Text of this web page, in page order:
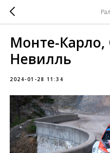
Монте-Карло,
Невилль
2024-01-28 11:34